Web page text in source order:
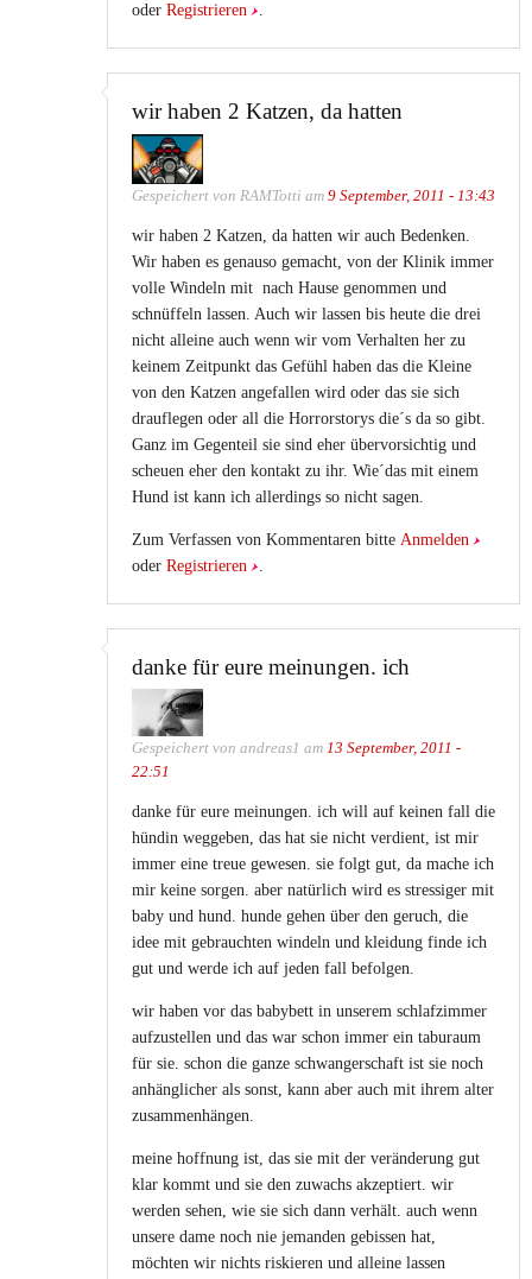
oder Registrieren .
wir haben 2 Katzen, da hatten
Gespeichert von RAMTotti am 9 September, 2011 - 13:43
wir haben 2 Katzen, da hatten wir auch Bedenken.
Wir haben es genauso gemacht, von der Klinik immer
volle Windeln mit nach Hause genommen und
schnüffeln lassen. Auch wir lassen bis heute die drei
nicht alleine auch wenn wir vom Verhalten her zu
keinem Zeitpunkt das Gefühl haben das die Kleine
von den Katzen angefallen wird oder das sie sich
drauflegen oder all die Horrorstorys die´s da so gibt.
Ganz im Gegenteil sie sind eher übervorsichtig und
scheuen eher den kontakt zu ihr. Wie´das mit einem
Hund ist kann ich allerdings so nicht sagen.
Zum Verfassen von Kommentaren bitte Anmelden
oder Registrieren
danke für eure meinungen. ich
Gespeichert von andreas1 am 13 September, 2011 -
22:51
danke für eure meinungen. ich will auf keinen fall die
hündin weggeben, das hat sie nicht verdient, ist mir
immer eine treue gewesen. sie folgt gut, da mache ich
mir keine sorgen. aber natürlich wird es stressiger mit
baby und hund. hunde gehen über den geruch, die
idee mit gebrauchten windeln und kleidung finde ich
gut und werde ich auf jeden fall befolgen.
wir haben vor das babybett in unserem schlafzimmer
aufzustellen und das war schon immer ein taburaum
für sie. schon die ganze schwangerschaft ist sie noch
anhänglicher als sonst, kann aber auch mit ihrem alter
zusammenhängen.
meine hoffnung ist, das sie mit der veränderung gut
klar kommt und sie den zuwachs akzeptiert. wir
werden sehen, wie sie sich dann verhält. auch wenn
unsere dame noch nie jemanden gebissen hat,
möchten wir nichts riskieren und alleine lassen